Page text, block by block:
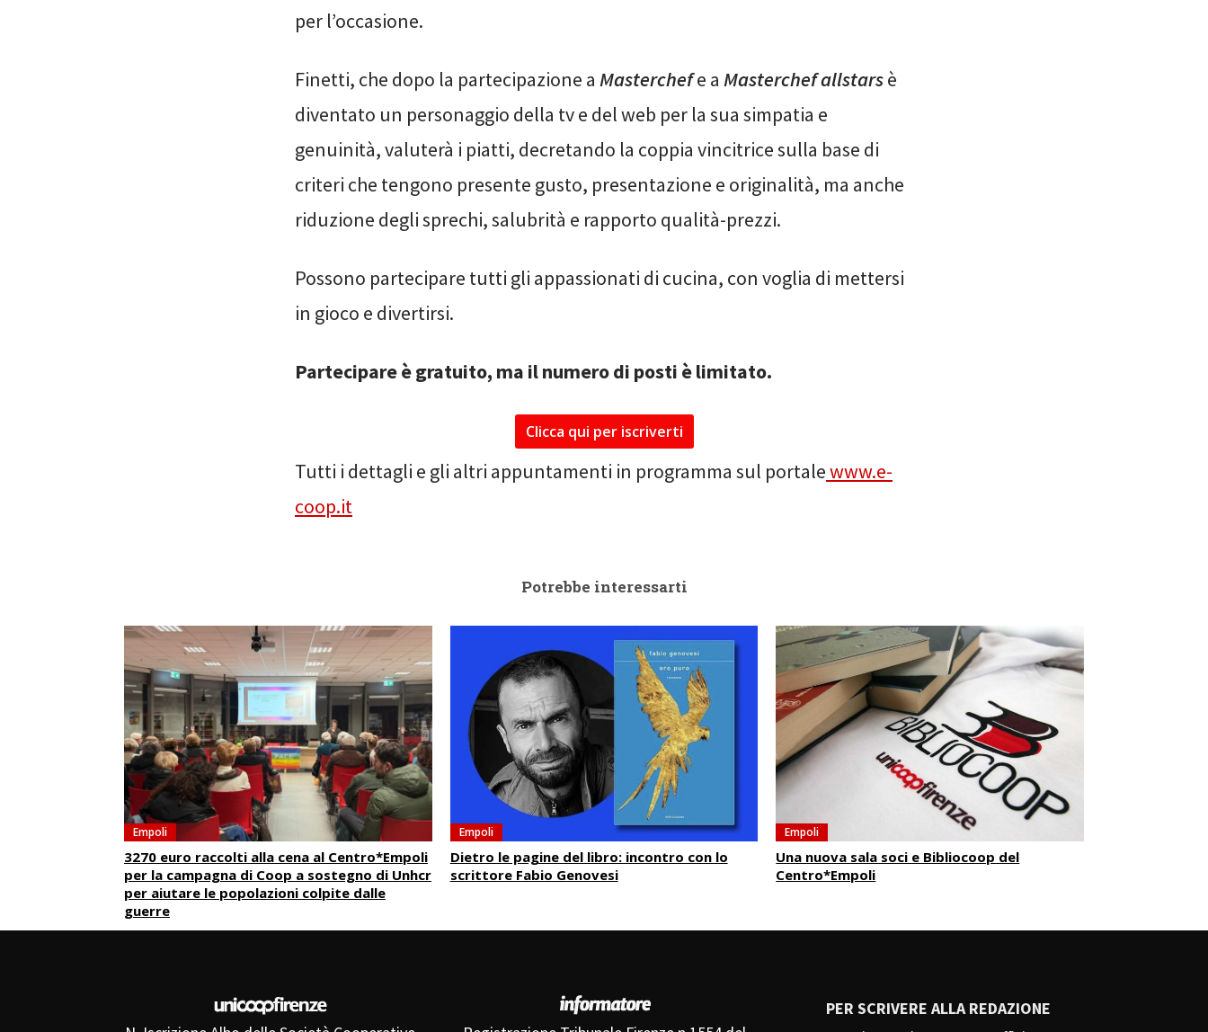
per l’occasione.
Finetti, che dopo la partecipazione a Masterchefe a Masterchef allstarsè
diventato un personaggio della tv e del web per la sua simpatia e
genuinità, valuterà i piatti, decretando la coppia vincitrice sulla base di
criteri che tengono presente gusto, presentazione e originalità, ma anche
riduzione degli sprechi, salubrità e rapporto qualità-prezzi.
Possono partecipare tutti gli appassionati di cucina, con voglia di mettersi
in gioco e divertirsi.
Partecipare è gratuito, ma il numero di posti è limitato.
Clicca qui per iscriverti
Tutti i dettagli e gli altri appuntamenti in programma sul portalewww.e-
coop.it
Potrebbe interessarti
Empoli
3270 euro raccolti alla cena al Centro*Empoli
per la campagna di Coop a sostegno di Unhcr
per aiutare le popolazioni colpite dalle
guerre
Empoli
Dietro le pagine del libro: incontro con lo
scrittore Fabio Genovesi
Empoli
Una nuova sala soci e Bibliocoop del
Centro*Empoli
PER SCRIVERE ALLA REDAZIONE